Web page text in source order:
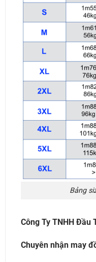
Bảng
Công Ty TNHH Đầu
Chuyên nhận may